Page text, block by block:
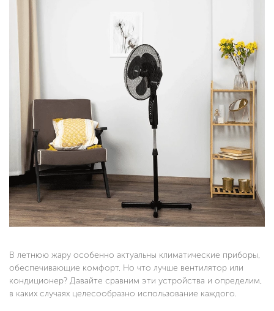
В летнюю жару особенно актуальны климатические приборы,
обеспечивающие комфорт. Но что лучше вентилятор или
кондиционер? Давайте сравним эти устройства и определим,
в каких случаях целесообразно использование каждого.